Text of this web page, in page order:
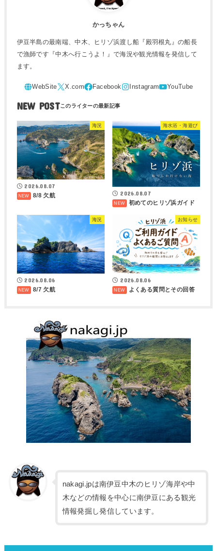
かっちゃん
伊豆半島の最南端、中木、ヒリゾ浜渡し船『殿羽根丸』の船長
で漁師です『中木へ行こうよ！』で海況や観光情報を発信して
ます。
NEW POST
海況
2026.08.07
8/8 欠航
海水浴・海遊び
2026.08.07
初めてのヒリゾ浜ガイド
海況
2026.08.06
8/7 欠航
お知らせ
2026.08.06
よくある質問とその回答
nakagi.jpは南伊豆中木のヒリゾ海岸や中
木などの情報を中心に南伊豆にある観光
情報発掘し発信しています。